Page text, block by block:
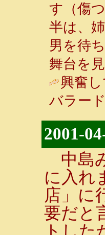
す（傷
半は、
男を待
舞台を
興奮
バラー
2001-
中島
に入れ
店」に
要だと
トし